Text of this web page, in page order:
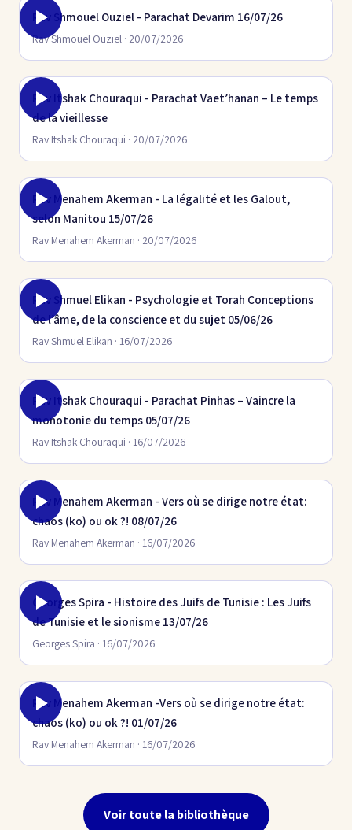
Rav Shmouel Ouziel - Parachat Devarim 16/07/26
Rav Shmouel Ouziel · 20/07/2026
Rav Itshak Chouraqui - Parachat Vaet’hanan – Le temps
de la vieillesse
Rav Itshak Chouraqui · 20/07/2026
Rav Menahem Akerman - La légalité et les Galout,
selon Manitou 15/07/26
Rav Menahem Akerman · 20/07/2026
Rav Shmuel Elikan - Psychologie et Torah Conceptions
de l’âme, de la conscience et du sujet 05/06/26
Rav Shmuel Elikan · 16/07/2026
Rav Itshak Chouraqui - Parachat Pinhas – Vaincre la
monotonie du temps 05/07/26
Rav Itshak Chouraqui · 16/07/2026
Rav Menahem Akerman - Vers où se dirige notre état:
chaos (ko) ou ok ?! 08/07/26
Rav Menahem Akerman · 16/07/2026
Georges Spira - Histoire des Juifs de Tunisie : Les Juifs
de Tunisie et le sionisme 13/07/26
Georges Spira · 16/07/2026
Rav Menahem Akerman -Vers où se dirige notre état:
chaos (ko) ou ok ?! 01/07/26
Rav Menahem Akerman · 16/07/2026
Voir toute la bibliothèque